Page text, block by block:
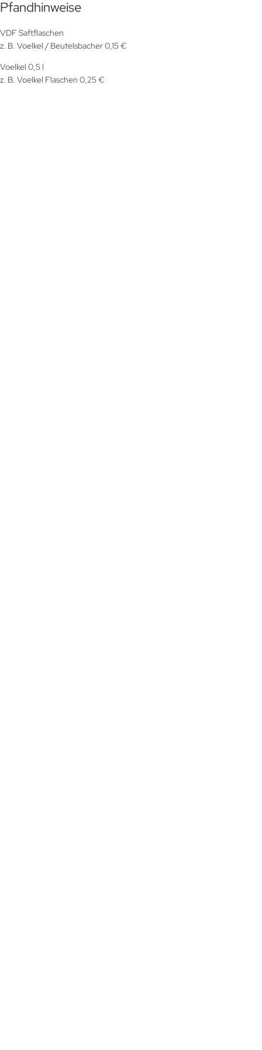
Pfandhinweise
VDF Saftflaschen
z. B. Voelkel / Beutelsbacher 0,15 €
Voelkel 0,5 l
z. B. Voelkel Flaschen 0,25 €